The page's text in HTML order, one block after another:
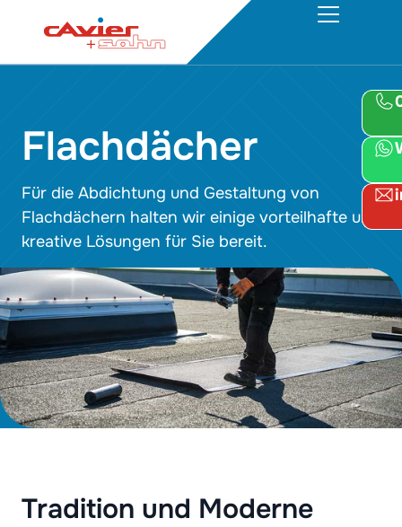
Flachdächer
Für die Abdichtung und Gestaltung von
Flachdächern halten wir einige vorteilhafte und
kreative Lösungen für Sie bereit.
Tradition und Moderne